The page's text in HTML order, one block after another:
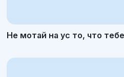
Не мотай на ус то, что